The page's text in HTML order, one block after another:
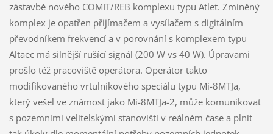
zástavbě nového COMIT/REB komplexu typu Atlet. Zmíněný
komplex je opatřen přijímačem a vysílačem s digitálním
převodníkem frekvencí a v porovnání s komplexem typu
Altaec má silnější rušící signál (200 W vs 40 W). Úpravami
prošlo též pracoviště operátora. Operátor takto
modifikovaného vrtulníkového speciálu typu Mi-8MTJa,
který vešel ve známost jako Mi-8MTJa-2, může komunikovat
s pozemními velitelskými stanovišti v reálném čase a plnit